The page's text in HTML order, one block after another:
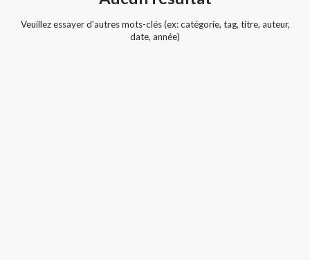
Veuillez essayer d'autres mots-clés (ex: catégorie, tag, titre, auteur,
date, année)